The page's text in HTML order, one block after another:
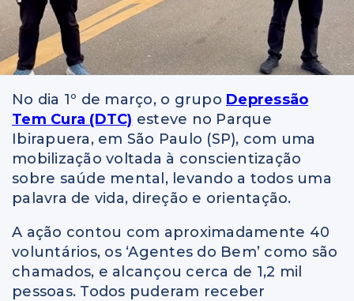
No dia 1º de março, o grupo Depressão
Tem Cura (DTC) esteve no Parque
Ibirapuera, em São Paulo (SP), com uma
mobilização voltada à conscientização
sobre saúde mental, levando a todos uma
palavra de vida, direção e orientação.
A ação contou com aproximadamente 40
voluntários, os ‘Agentes do Bem’ como são
chamados, e alcançou cerca de 1,2 mil
pessoas. Todos puderam receber